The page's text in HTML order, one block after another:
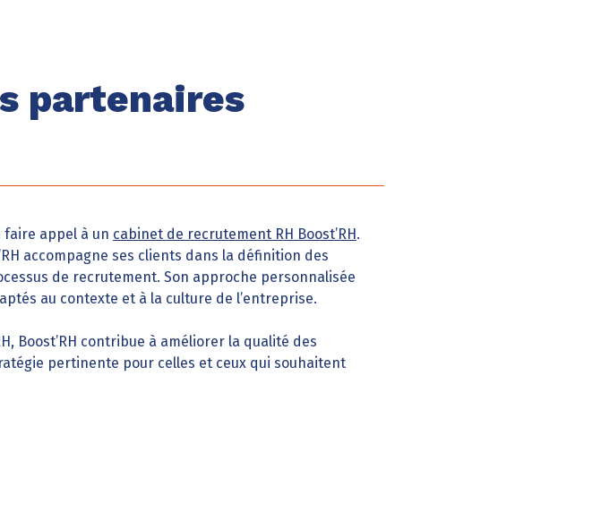
partenaires
faire appel à un cabinet de recrutement RH Boost’RH.
accompagne ses clients dans la définition des
de recrutement. Son approche personnalisée
au contexte et à la culture de l’entreprise.
Boost’RH contribue à améliorer la qualité des
pertinente pour celles et ceux qui souhaitent